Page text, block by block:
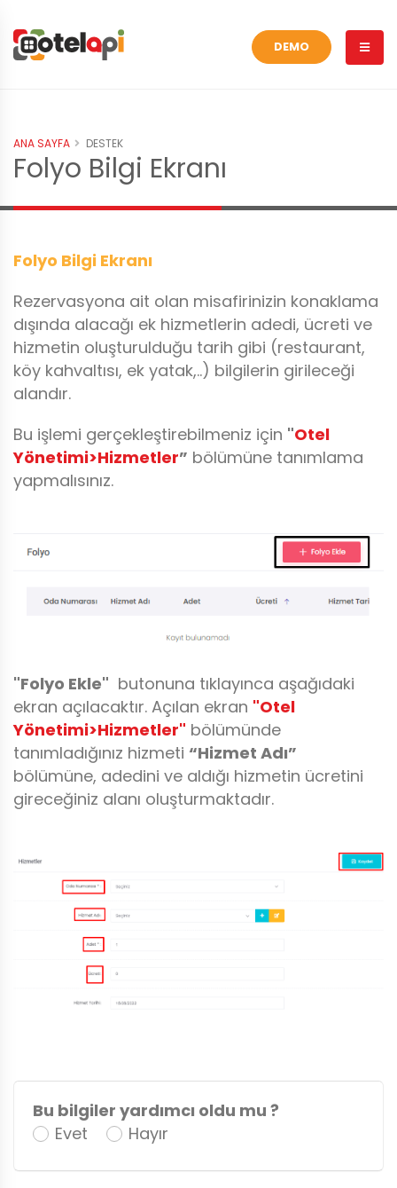
DEMO
ANA SAYFA DESTEK
Folyo Bilgi Ekranı
Folyo Bilgi Ekranı
Rezervasyona ait olan misafirinizin konaklama
dışında alacağı ek hizmetlerin adedi, ücreti ve
hizmetin oluşturulduğu tarih gibi (restaurant,
köy kahvaltısı, ek yatak,..) bilgilerin girileceği
alandır.
Bu işlemi gerçekleştirebilmeniz için "Otel
Yönetimi>Hizmetler” bölümüne tanımlama
yapmalısınız.
"Folyo Ekle" butonuna tıklayınca aşağıdaki
ekran açılacaktır. Açılan ekran "Otel
Yönetimi>Hizmetler" bölümünde
tanımladığınız hizmeti “Hizmet Adı”
bölümüne, adedini ve aldığı hizmetin ücretini
gireceğiniz alanı oluşturmaktadır.
Bu bilgiler yardımcı oldu mu ?
Evet
Hayır